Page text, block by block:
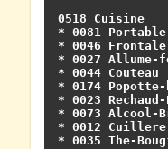
0518 Cuisine
* 0081
* 0046
* 0027
* 0044
* 0174
* 0023
* 0073 Alcool-
* 0012
* 0035 The-